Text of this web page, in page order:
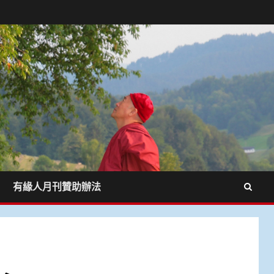
有緣人月刊贊助辦法